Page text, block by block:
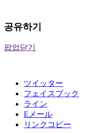
공유하기
팝업닫기
ツイッター
フェイスブック
ライン
Eメール
リンクコピー